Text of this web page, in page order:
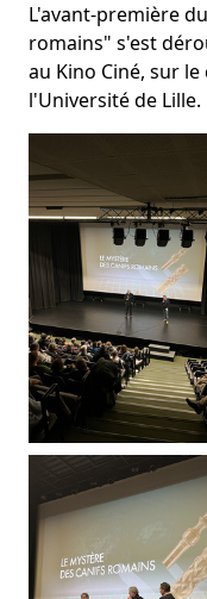
L'avant-première
romains" s'est
au Kino Ciné, sur
l'Université de Lille.